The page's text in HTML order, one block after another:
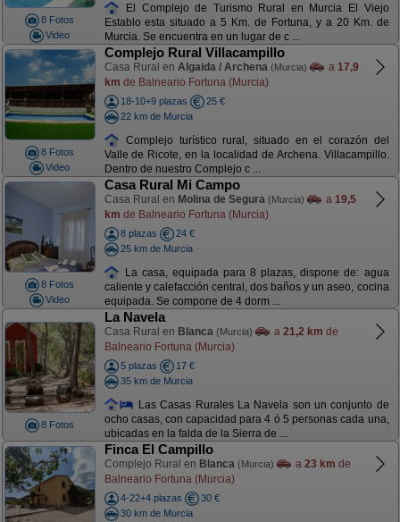
8 Fotos
Video
El Complejo de Turismo Rural en Murcia El Viejo
Establo esta situado a 5 Km. de Fortuna, y a 20 Km. de
Murcia. Se encuentra en un lugar de c ...
8 Fotos
Video
Complejo Rural Villacampillo
Casa Rural en Algaida / Archena (Murcia) a 17,9
km de Balneario Fortuna (Murcia)
18-10+9 plazas
25 €
22 km de Murcia
Complejo turístico rural, situado en el corazón del
Valle de Ricote, en la localidad de Archena. Villacampillo.
Dentro de nuestro Complejo c ...
8 Fotos
Video
Casa Rural Mi Campo
Casa Rural en Molina de Segura (Murcia) a 19,5
km de Balneario Fortuna (Murcia)
8 plazas
24 €
25 km de Murcia
La casa, equipada para 8 plazas, dispone de: agua
caliente y calefacción central, dos baños y un aseo, cocina
equipada. Se compone de 4 dorm ...
8 Fotos
La Navela
Casa Rural en Blanca (Murcia) a 21,2 km de
Balneario Fortuna (Murcia)
5 plazas
17 €
35 km de Murcia
Las Casas Rurales La Navela son un conjunto de
ocho casas, con capacidad para 4 ó 5 personas cada una,
ubicadas en la falda de la Sierra de ...
Finca El Campillo
Complejo Rural en Blanca (Murcia) a 23 km de
Balneario Fortuna (Murcia)
4-22+4 plazas
30 €
30 km de Murcia